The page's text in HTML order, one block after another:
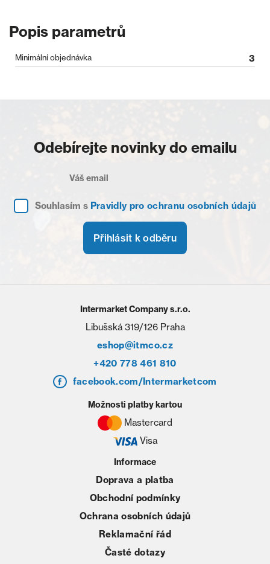
Popis parametrů
Minimální objednávka 3
Odebírejte novinky do emailu
Souhlasím s Pravidly pro ochranu osobních údajů
Přihlásit k odběru
Intermarket Company s.r.o.
Libušská 319/126 Praha
eshop@itmco.cz
+420 778 461 810
facebook.com/Intermarketcom
Informace
Doprava a platba
Obchodní podmínky
Ochrana osobních údajů
Reklamační řád
Časté dotazy
Možnosti platby kartou
Mastercard
Visa